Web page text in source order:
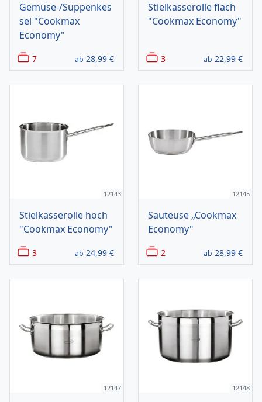
Gemüse-/Suppenkes
sel "Cookmax
Economy"
7 ab 28,99 €
Stielkasserolle flach
"Cookmax Economy"
3 ab 22,99 €
12143
Stielkasserolle hoch
"Cookmax Economy"
3 ab 24,99 €
12145
Sauteuse „Cookmax
Economy"
2 ab 28,99 €
12147 12148